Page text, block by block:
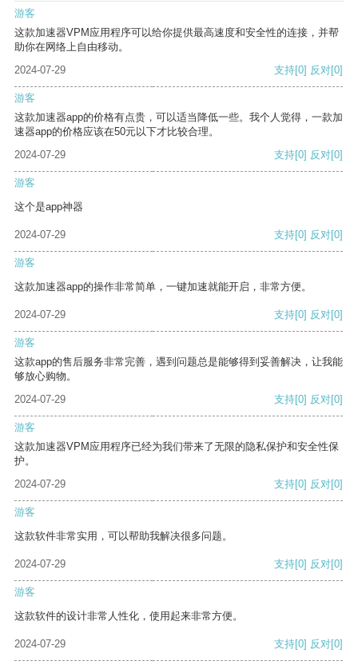
游客
这款加速器VPM应用程序可以给你提供最高速度和安全性的连接，并帮
助你在网络上自由移动。
2024-07-29
支持[0] 反对[0]
游客
这款加速器app的价格有点贵，可以适当降低一些。我个人觉得，一款加
速器app的价格应该在50元以下才比较合理。
2024-07-29
支持[0] 反对[0]
游客
这个是app神器
2024-07-29 支持[0] 反对[0]
游客
这款加速器app的操作非常简单，一键加速就能开启，非常方便。
2024-07-29 支持[0] 反对[0]
游客
这款app的售后服务非常完善，遇到问题总是能够得到妥善解决，让我能
够放心购物。
2024-07-29
支持[0] 反对[0]
游客
这款加速器VPM应用程序已经为我们带来了无限的隐私保护和安全性保
护。
2024-07-29
支持[0] 反对[0]
游客
这款软件非常实用，可以帮助我解决很多问题。
2024-07-29 支持[0] 反对[0]
游客
这款软件的设计非常人性化，使用起来非常方便。
2024-07-29 支持[0] 反对[0]